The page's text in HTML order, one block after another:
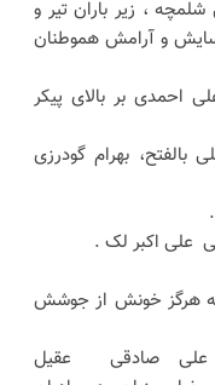
، زیر باران تیر و
و آرامش هموطنان
احمدی بر بالای پیکر
بهرام گودرزی
علی اکبر لک .
هرگز خونش از جوشش
علی صادقی عقیل